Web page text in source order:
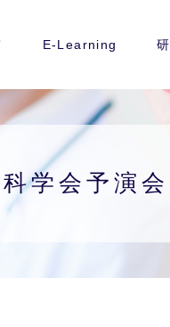
E-Learning
学会予演会